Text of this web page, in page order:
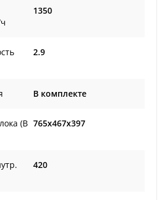
1350
2.9
В комплекте
(В 765x467x397
420